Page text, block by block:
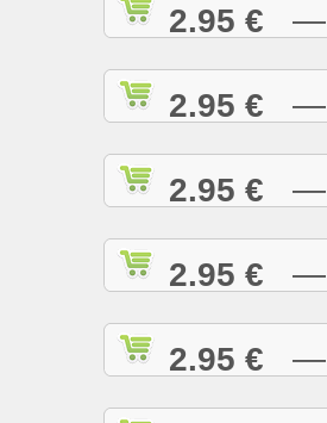
2.95 € —
2.95 € —
2.95 € —
2.95 € —
2.95 € —